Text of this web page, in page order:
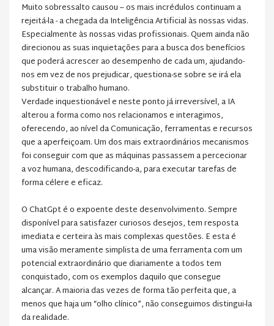
Muito sobressalto causou – os mais incrédulos continuam a
rejeitá-la - a chegada da Inteligência Artificial às nossas vidas.
Especialmente às nossas vidas profissionais. Quem ainda não
direcionou as suas inquietações para a busca dos benefícios
que poderá acrescer ao desempenho de cada um, ajudando-
nos em vez de nos prejudicar, questiona-se sobre se irá ela
substituir o trabalho humano.
Verdade inquestionável e neste ponto já irreversível, a IA
alterou a forma como nos relacionamos e interagimos,
oferecendo, ao nível da Comunicação, ferramentas e recursos
que a aperfeiçoam. Um dos mais extraordinários mecanismos
foi conseguir com que as máquinas passassem a percecionar
a voz humana, descodificando-a, para executar tarefas de
forma célere e eficaz.
O ChatGpt é o expoente deste desenvolvimento. Sempre
disponível para satisfazer curiosos desejos, tem resposta
imediata e certeira às mais complexas questões. E esta é
uma visão meramente simplista de uma ferramenta com um
potencial extraordinário que diariamente a todos tem
conquistado, com os exemplos daquilo que consegue
alcançar. A maioria das vezes de forma tão perfeita que, a
menos que haja um “olho clínico”, não conseguimos distingui-la
da realidade.